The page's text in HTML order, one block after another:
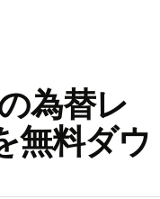
為替レ
無料ダウ